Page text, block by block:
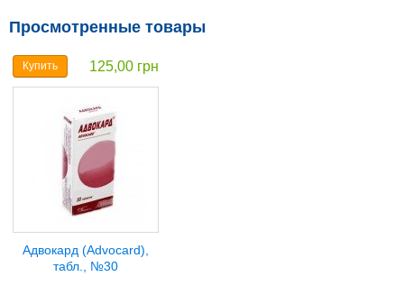
Просмотренные товары
Купить 125,00 грн
Адвокард (Advocard),
табл., №30